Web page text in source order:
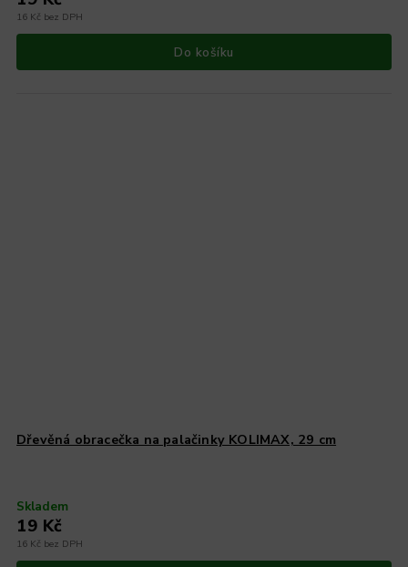
16 Kč bez DPH
Do košíku
Dřevěná obracečka na palačinky KOLIMAX, 29 cm
Skladem
16 Kč bez DPH
19 Kč